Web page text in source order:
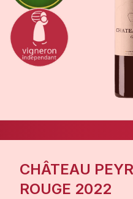
CHÂTEAU
ROUGE 2022